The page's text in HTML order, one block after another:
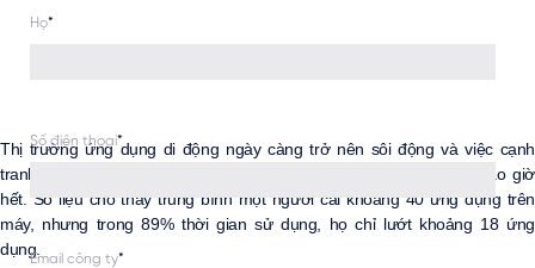
Thị trường ứng dụng di động ngày càng trở nên sôi động và việc cạnh
tranh giữa các doanh nghiệp trở lên khốc liệt và khó khăn hơn bao giờ
hết. Số liệu cho thấy trung bình một người cài khoảng 40 ứng dụng trên
máy, nhưng trong 89% thời gian sử dụng, họ chỉ lướt khoảng 18 ứng
dụng.
Họ*
Số điện thoại*
Email công ty*